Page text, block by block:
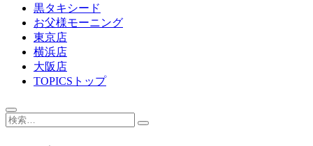
黒タキシード
お父様モーニング
東京店
横浜店
大阪店
TOPICSトップ
検